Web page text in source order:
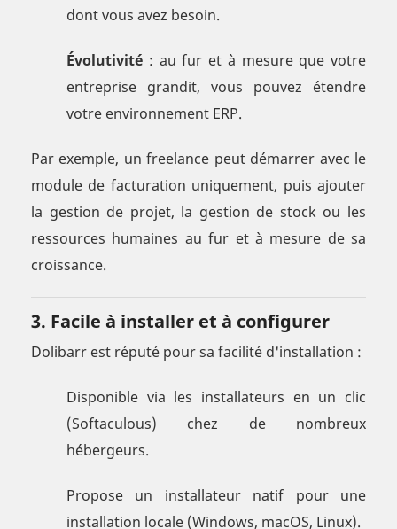
dont vous avez besoin.
Évolutivité : au fur et à mesure que votre
entreprise grandit, vous pouvez étendre
votre environnement ERP.
Par exemple, un freelance peut démarrer avec le
module de facturation uniquement, puis ajouter
la gestion de projet, la gestion de stock ou les
ressources humaines au fur et à mesure de sa
croissance.
3. Facile à installer et à configurer
Dolibarr est réputé pour sa facilité d'installation :
Disponible via les installateurs en un clic
(Softaculous) chez de nombreux
hébergeurs.
Propose un installateur natif pour une
installation locale (Windows, macOS, Linux).